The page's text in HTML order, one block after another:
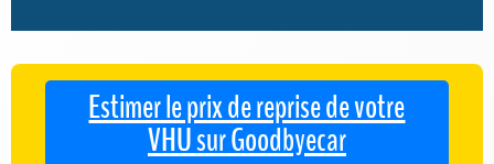
Estimer le prix de reprise de votre
VHU sur Goodbyecar